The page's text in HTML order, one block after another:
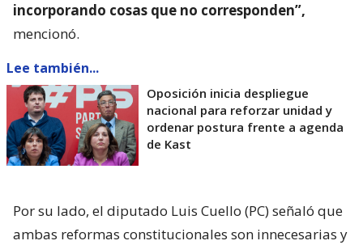
incorporando cosas que no corresponden”,
mencionó.
Lee también...
Oposición inicia despliegue
nacional para reforzar unidad y
ordenar postura frente a agenda
de Kast
Por su lado, el diputado Luis Cuello (PC) señaló que
ambas reformas constitucionales son innecesarias y